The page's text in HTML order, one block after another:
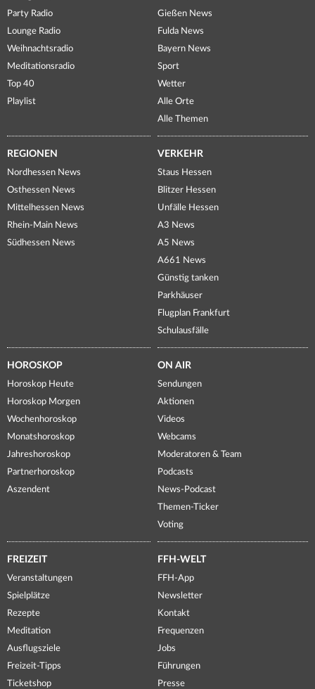
Party Radio
Lounge Radio
Weihnachtsradio
Meditationsradio
Top 40
Playlist
Gießen News
Fulda News
Bayern News
Sport
Wetter
Alle Orte
Alle Themen
REGIONEN
Nordhessen News
Osthessen News
Mittelhessen News
Rhein-Main News
Südhessen News
VERKEHR
Staus Hessen
Blitzer Hessen
Unfälle Hessen
A3 News
A5 News
A661 News
Günstig tanken
Parkhäuser
Flugplan Frankfurt
Schulausfälle
HOROSKOP
Horoskop Heute
Horoskop Morgen
Wochenhoroskop
Monatshoroskop
Jahreshoroskop
Partnerhoroskop
Aszendent
ON AIR
Sendungen
Aktionen
Videos
Webcams
Moderatoren & Team
Podcasts
News-Podcast
Themen-Ticker
Voting
FREIZEIT
Veranstaltungen
Spielplätze
Rezepte
Meditation
Ausflugsziele
Freizeit-Tipps
Ticketshop
FFH-WELT
FFH-App
Newsletter
Kontakt
Frequenzen
Jobs
Führungen
Presse